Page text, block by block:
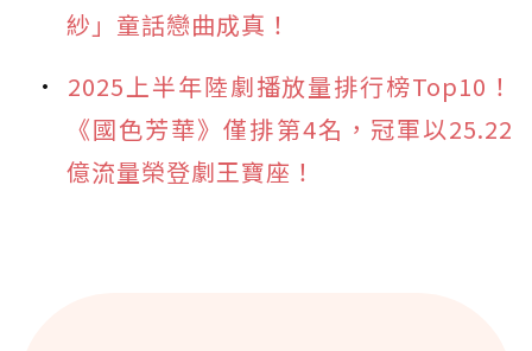
紗」童話戀曲成真！
2025上半年陸劇播放量排行榜Top10！
《國色芳華》僅排第4名，冠軍以25.22
億流量榮登劇王寶座！